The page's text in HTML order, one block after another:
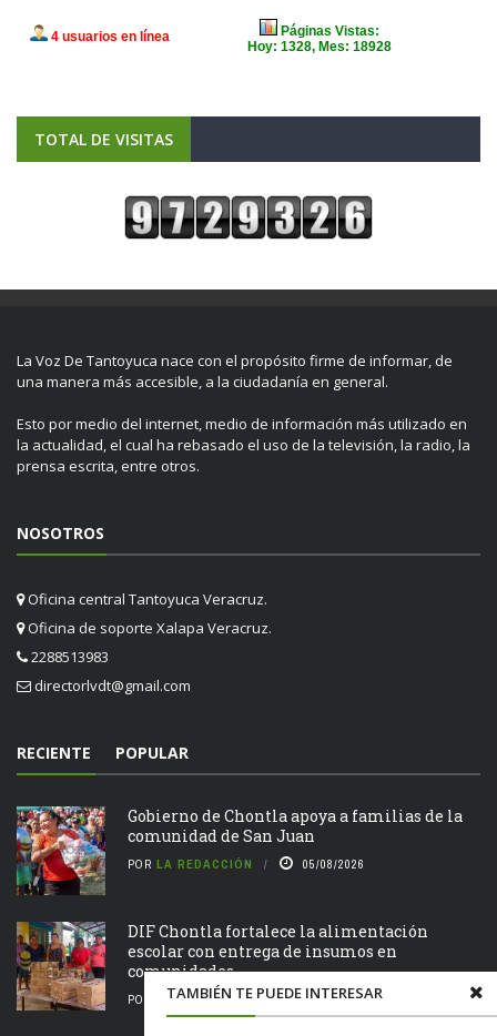
TAMBIÉN TE PUEDE INTERESAR
TOTAL DE VISITAS
La Voz De Tantoyuca nace con el propósito firme de informar, de
una manera más accesible, a la ciudadanía en general.
Esto por medio del internet, medio de información más utilizado en
la actualidad, el cual ha rebasado el uso de la televisión, la radio, la
prensa escrita, entre otros.
NOSOTROS
Oficina central Tantoyuca Veracruz.
Oficina de soporte Xalapa Veracruz.
2288513983
directorlvdt@gmail.com
RECIENTE POPULAR
Gobierno de Chontla apoya a familias de la
comunidad de San Juan
POR LA REDACCIÓN 05/08/2026
DIF Chontla fortalece la alimentación
escolar con entrega de insumos en
comunidades
POR LA REDACCIÓN 05/08/2026